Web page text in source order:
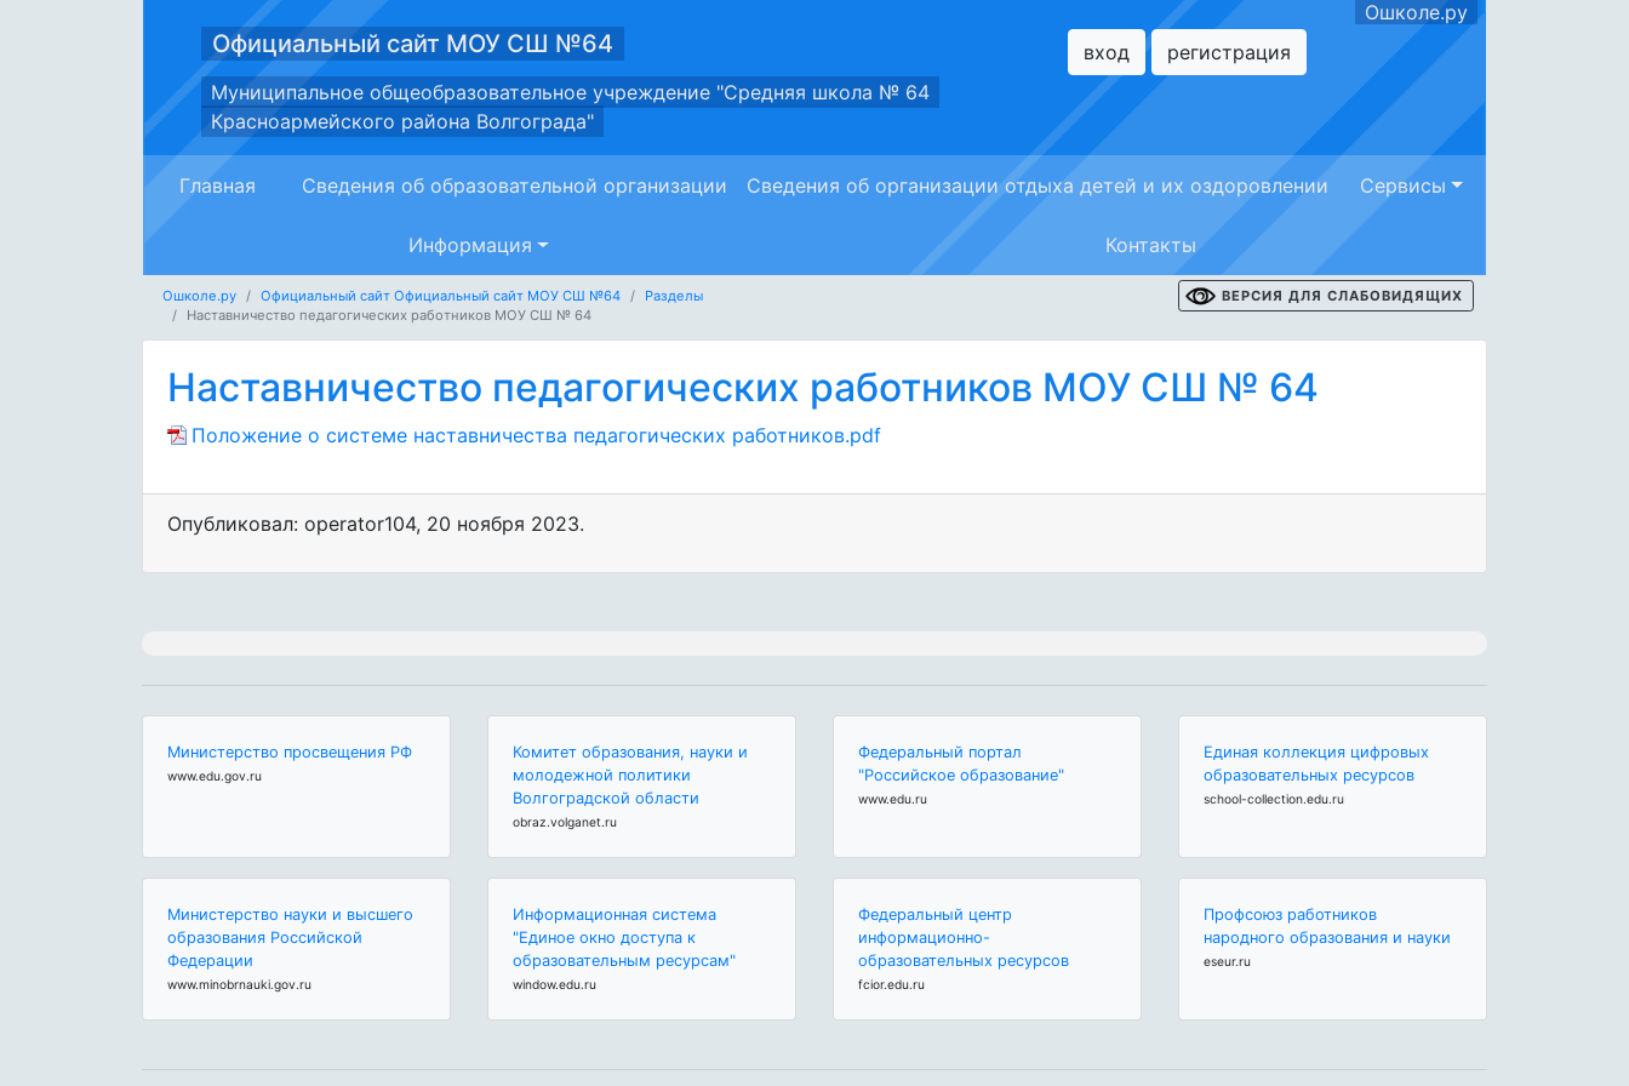
Официальный сайт МОУ СШ №64
Муниципальное общеобразовательное учреждение "Средняя школа № 64
Красноармейского района Волгограда"
Ошколе.ру
вход
регистрация
Главная Сведения об образовательной организации Сведения об организации отдыха детей и их оздоровлении Сервисы
Информация Контакты
Ошколе.ру Официальный сайт Официальный сайт МОУ СШ №64
Разделы
Наставничество педагогических работников МОУ СШ № 64
ВЕРСИЯ ДЛЯ СЛАБОВИДЯЩИХ
Наставничество педагогических работников МОУ СШ № 64
Положение о системе наставничества педагогических работников.pdf
Опубликовал: operator104, 20 ноября 2023.
Министерство просвещения РФ
www.edu.gov.ru
Комитет образования, науки и
молодежной политики
Волгоградской области
obraz.volganet.ru
Федеральный портал
"Российское образование"
www.edu.ru
Единая коллекция цифровых
образовательных ресурсов
school-collection.edu.ru
Министерство науки и высшего
образования Российской
Федерации
www.minobrnauki.gov.ru
Информационная система
"Единое окно доступа к
образовательным ресурсам"
window.edu.ru
Федеральный центр
информационно-
образовательных ресурсов
fcior.edu.ru
Профсоюз работников
народного образования и науки
eseur.ru